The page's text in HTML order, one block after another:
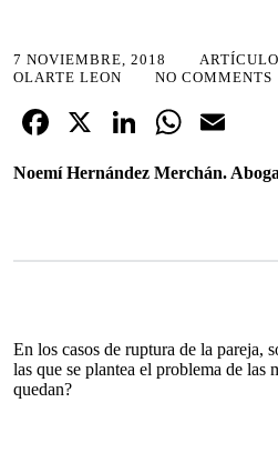
7 NOVIEMBRE, 2018
OLARTE LEON
NO COMMENTS
Fa
ce
X
Li
nk
W
ha
pp
m
ail
Noemí Hernández Merchán.
En los casos de ruptura de la pareja,
las que se plantea el problema de las
quedan?